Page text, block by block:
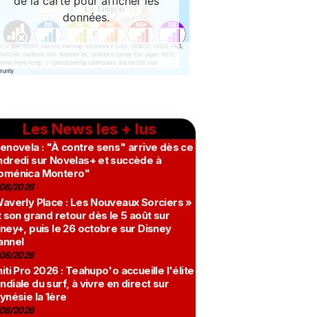
Les News les + lus
: "À contre sens" arrive dès ce
sur Novelas+ et succède à
Montero"
2026
Place : Les Nouveaux Sorciers »
son grand retour dès le 5 août sur
puis le 26 octobre sur Disney
2026
Pro 2026 : Teahupo'o accueille l'élite
du surf, à vivre en direct sur
la 1ère
2026